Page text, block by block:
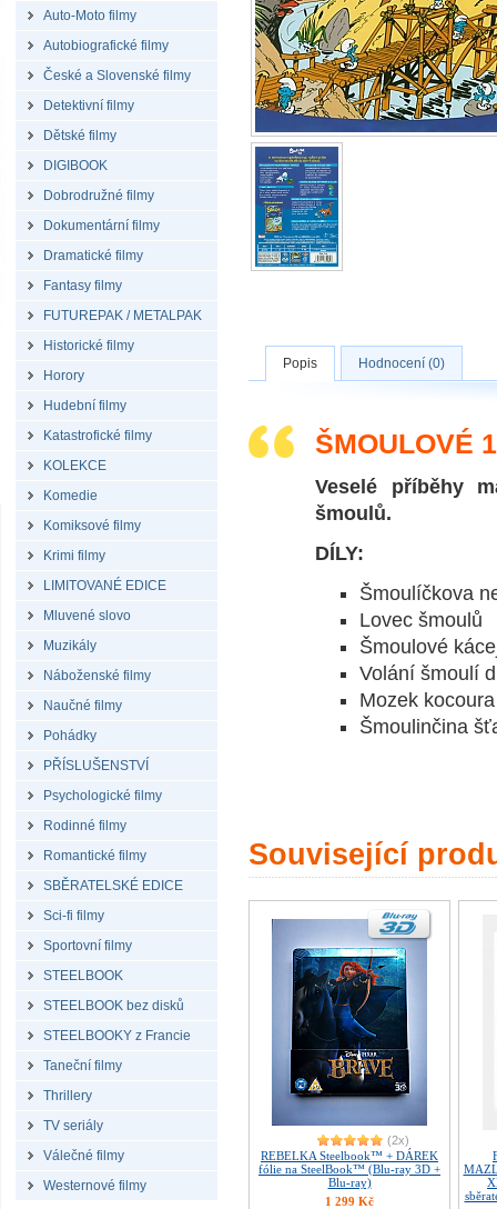
Auto-Moto filmy
Autobiografické filmy
České a Slovenské filmy
Detektivní filmy
Dětské filmy
DIGIBOOK
Dobrodružné filmy
Dokumentární filmy
Dramatické filmy
Fantasy filmy
FUTUREPAK / METALPAK
Historické filmy
Horory
Hudební filmy
Katastrofické filmy
KOLEKCE
Komedie
Komiksové filmy
Krimi filmy
LIMITOVANÉ EDICE
Mluvené slovo
Muzikály
Náboženské filmy
Naučné filmy
Pohádky
PŘÍSLUŠENSTVÍ
Psychologické filmy
Rodinné filmy
Romantické filmy
SBĚRATELSKÉ EDICE
Sci-fi filmy
Sportovní filmy
STEELBOOK
STEELBOOK bez disků
STEELBOOKY z Francie
Taneční filmy
Thrillery
TV seriály
Válečné filmy
Westernové filmy
Popis Hodnocení (0)
ŠMOULOVÉ
Veselé příběhy
šmoulů.
DÍLY:
Šmoulíčkova
Lovec šmoulů
Šmoulové
Volání šmoulí
Mozek
Šmoulinčina
Související
(2x)
REBELKA Steelbook™ + DÁREK
fólie na SteelBook™ (Blu-ray 3D +
Blu-ray)
1 299 Kč